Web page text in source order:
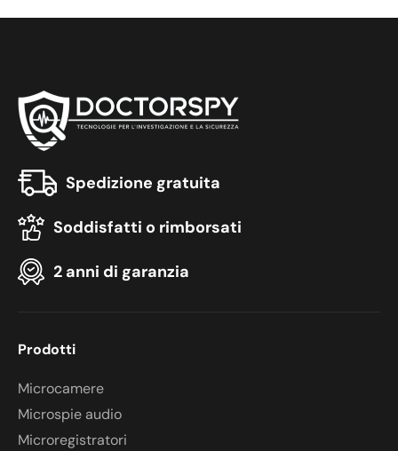
Spedizione gratuita
Soddisfatti o rimborsati
2 anni di garanzia
Prodotti
Microcamere
Microspie audio
Microregistratori